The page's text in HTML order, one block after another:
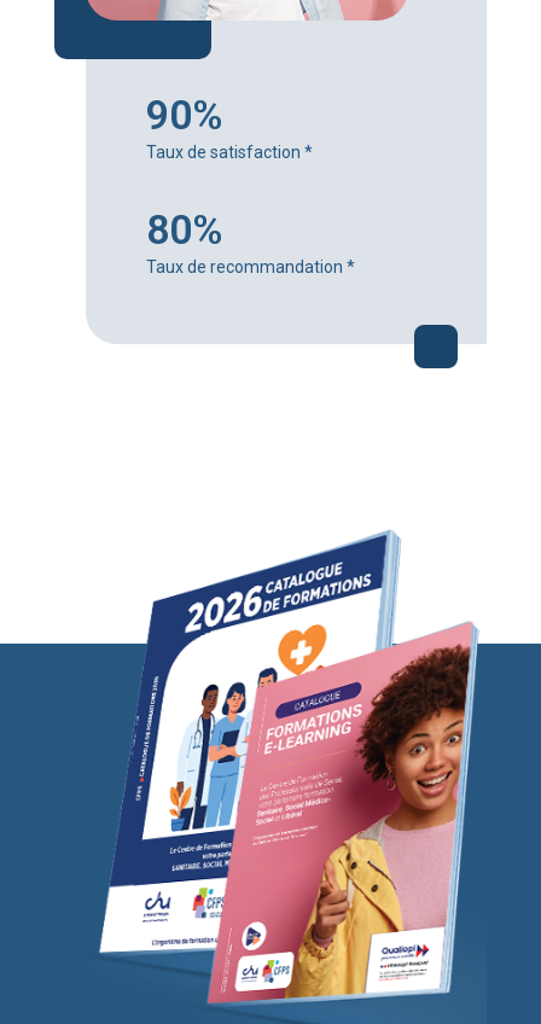
90%
Taux de satisfaction *
80%
Taux de recommandation *